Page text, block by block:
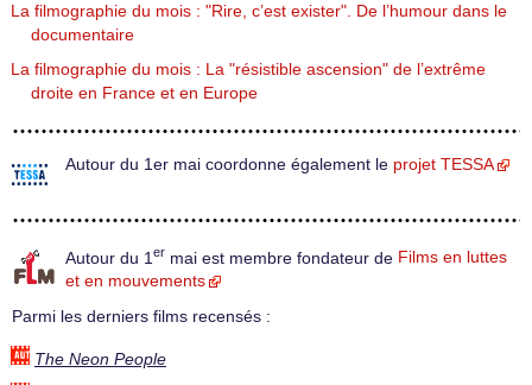
La filmographie du mois : "Rire, c’est exister". De l’humour dans le
documentaire
La filmographie du mois : La "résistible ascension" de l’extrême
droite en France et en Europe
Autour du 1er mai coordonne également le projet TESSA
Autour du 1 er mai est membre fondateur de Films en luttes
et en mouvements
Parmi les derniers films recensés :
The Neon People